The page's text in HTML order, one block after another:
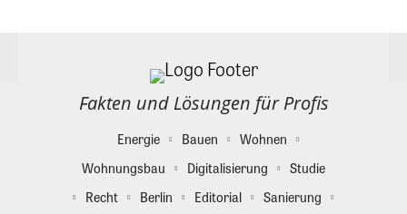
Fakten und Lösungen für Profis
Energie Bauen
Wohnen
Wohnungsbau
Digitalisierung
Studie
Recht
Berlin Editorial
Sanierung